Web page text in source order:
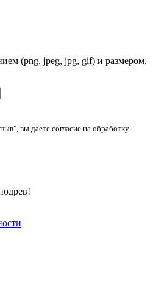
(png, jpeg, jpg, gif) и размером,
вы даете согласие на обработку